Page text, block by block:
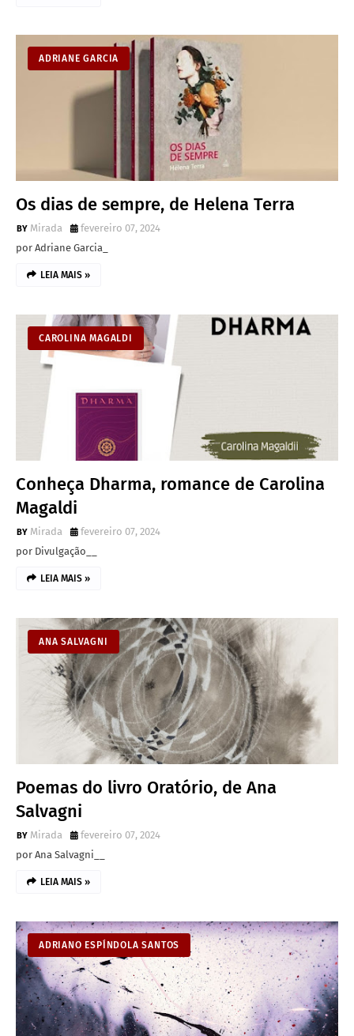
ADRIANE GARCIA
Os dias de sempre, de Helena Terra
Mirada
fevereiro 07, 2024
por Adriane Garcia_
LEIA MAIS »
CAROLINA MAGALDI
Conheça Dharma, romance de Carolina
Magaldi
Mirada
fevereiro 07, 2024
por Divulgação__
LEIA MAIS »
ANA SALVAGNI
Poemas do livro Oratório, de Ana
Salvagni
Mirada
fevereiro 07, 2024
por Ana Salvagni__
LEIA MAIS »
ADRIANO ESPÍNDOLA SANTOS